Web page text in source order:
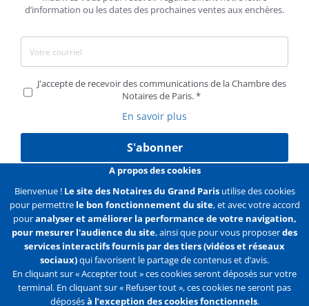
d’information ou les dates des prochaines ventes aux enchères.
J'accepte de recevoir des communications de la Chambre des
Notaires de Paris.
En savoir plus
S'abonner
Liens Mentions légales Données personnelles
Politique des cookies Configurer les cookies
Liens
2e
Accueil Contact Plan du site
A propos des cookies
Bienvenue ! Le site des Notaires du Grand Parisutilise des cookies
pour permettre le bon fonctionnement du site, et avec votre accord
pouranalyser et améliorer la performance de votre navigation,
pour mesurer l'audience du site, ainsi que pour vous proposerdes
services interactifs fournis par des tiers (vidéos et réseaux
sociaux)qui favorisent le partage de contenus et d’avis.
En cliquant sur « Accepter tout » ces cookies seront déposés sur votre
terminal. En cliquant sur « Refuser tout », ces cookies ne seront pas
déposésà l’exception des cookies fonctionnels.